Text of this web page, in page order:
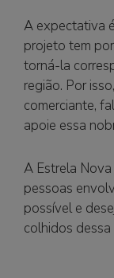
200-355
200-355
200-355
200-355
200-355
200-355
A expectativa
projeto tem
torná-la
região. Por
comerciante,
apoie essa
A Estrela
pessoas
possível e
colhidos